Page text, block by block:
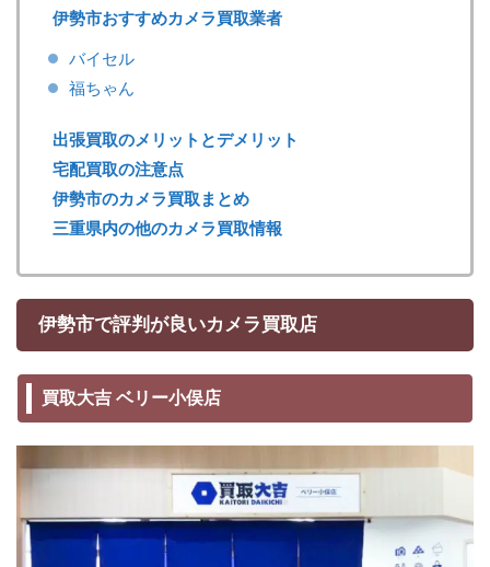
伊勢市おすすめカメラ買取業者
バイセル
福ちゃん
出張買取のメリットとデメリット
宅配買取の注意点
伊勢市のカメラ買取まとめ
三重県内の他のカメラ買取情報
伊勢市で評判が良いカメラ買取店
買取大吉 ベリー小俣店